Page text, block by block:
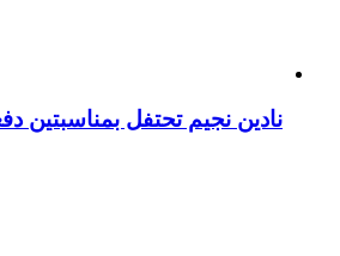
نادين نجيم تحتفل بمناسبتين